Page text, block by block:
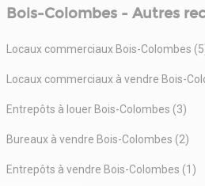
Bois-Colombes - Autres
Locaux commerciaux Bois-Colombes
Locaux commerciaux à vendre Bois-
Entrepôts à louer Bois-Colombes (3)
Bureaux à vendre Bois-Colombes (2)
Entrepôts à vendre Bois-Colombes (1)